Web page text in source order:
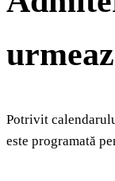
Potrivit
este programată